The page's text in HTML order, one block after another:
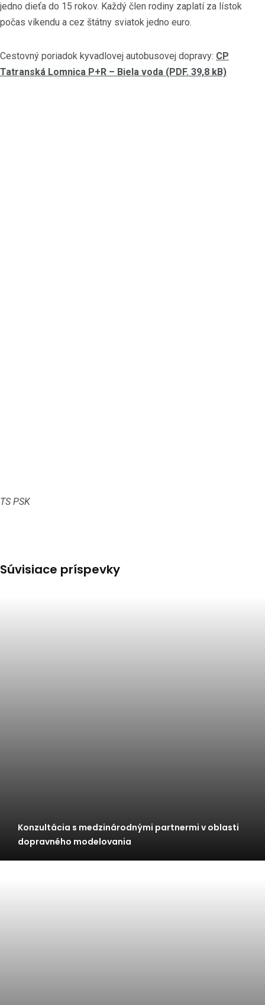
jedno dieťa do 15 rokov. Každý člen rodiny zaplatí za lístok
počas víkendu a cez štátny sviatok jedno euro.
Cestovný poriadok kyvadlovej autobusovej dopravy: CP
Tatranská Lomnica P+R – Biela voda (PDF. 39,8 kB)
TS PSK
Súvisiace príspevky
Konzultácia s medzinárodnými partnermi v oblasti
dopravného modelovania